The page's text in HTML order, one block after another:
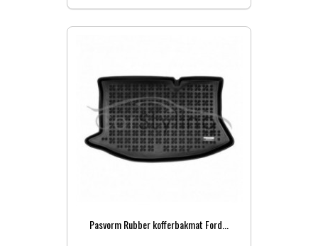
Pasvorm Rubber kofferbakmat Ford...